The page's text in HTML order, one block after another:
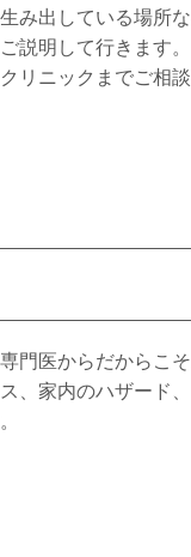
み出している場所
説明して行きます
リニックまでご相
門医からだからこ
、家内のハザード